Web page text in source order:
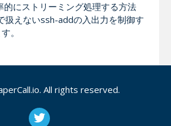
的にストリーミング処理する方法
扱えないssh-addの入出力を制御す
。
を起動するsubprocessパッケージ
All rights reserved.